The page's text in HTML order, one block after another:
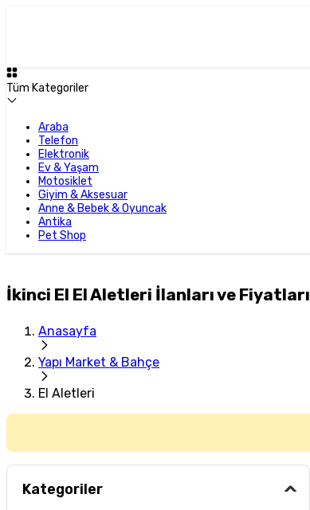
Tüm Kategoriler
Araba
Telefon
Elektronik
Ev & Yaşam
Motosiklet
Giyim & Aksesuar
Anne & Bebek & Oyuncak
Antika
Pet Shop
İkinci El El Aletleri İlanları ve Fiyatları
Anasayfa
Yapı Market & Bahçe
El Aletleri
Kategoriler